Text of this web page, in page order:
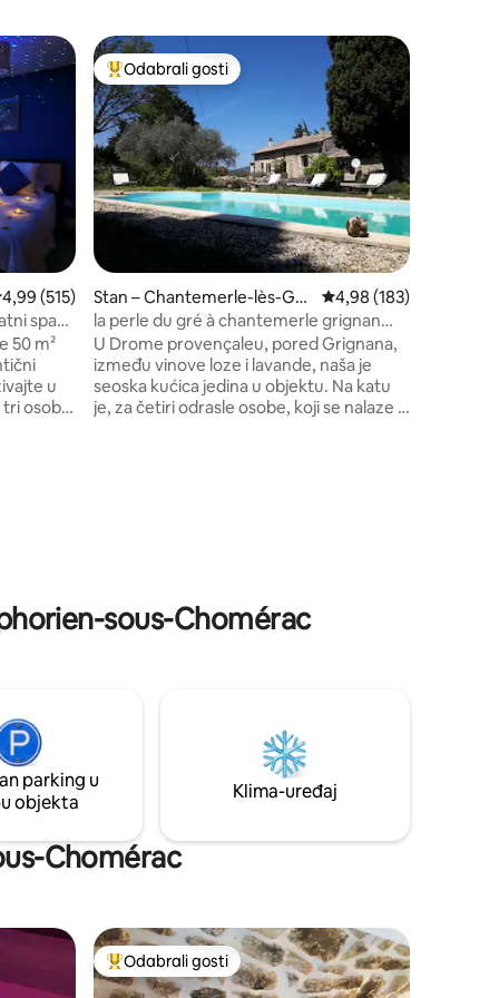
„Odabrali gosti”
ocjena: 4,99/5, recenzija: 515
4,99 (515)
spa
50 m²
tri osobe
Među najviše rangiranima s oznakom „Odabrali gosti”
Odabrali gosti
Stan – Chantemerle-lès-Gri
gnan
Prosječna ocjena:
4,98 (183)
la perle du gré à chantemerle grignan
(26)
U Drome provençaleu, pored Grignana,
između vinove loze i lavande, naša je
seoska kućica jedina u objektu. Na katu
je, za četiri odrasle osobe, koji se nalaze u
sous-Chomérac
parking u
objekta
Klima-uređaj
Chomérac
Među najviše rangiranima s oznakom „Odabrali gosti”
Odabrali gosti